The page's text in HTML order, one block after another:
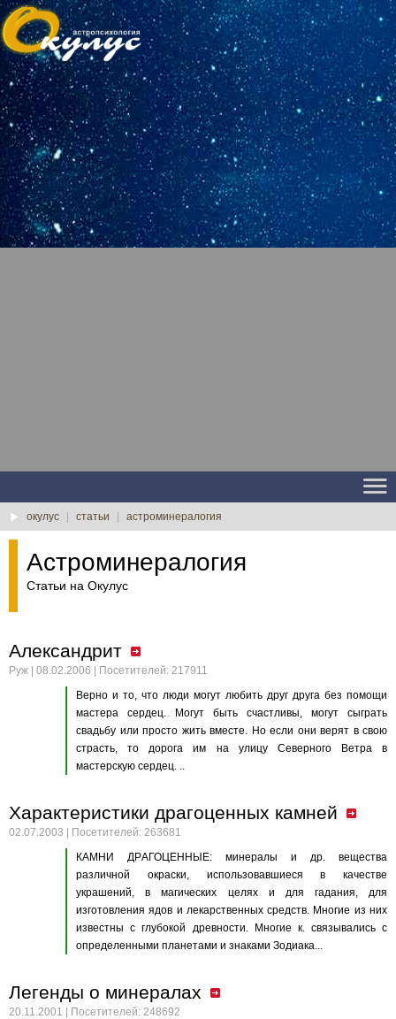
окулус статьи астроминералогия
Астроминералогия
Статьи на Окулус
Александрит
Руж | 08.02.2006 | Посетителей: 217911
Верно и то, что люди могут любить друг друга без помощи
мастера сердец. Могут быть счастливы, могут сыграть
свадьбу или просто жить вместе. Но если они верят в свою
страсть, то дорога им на улицу Северного Ветра в
мастерскую сердец. ..
Характеристики драгоценных камней
02.07.2003 | Посетителей: 263681
КАМНИ ДPАГОЦЕННЫЕ: минералы и др. вещества
различной окраски, использовавшиеся в качестве
украшений, в магических целях и для гадания, для
изготовления ядов и лекарственных средств. Многие из них
известны с глубокой древности. Многие к. связывались с
определенными планетами и знаками Зодиака...
Легенды о минералах
20.11.2001 | Посетителей: 248692